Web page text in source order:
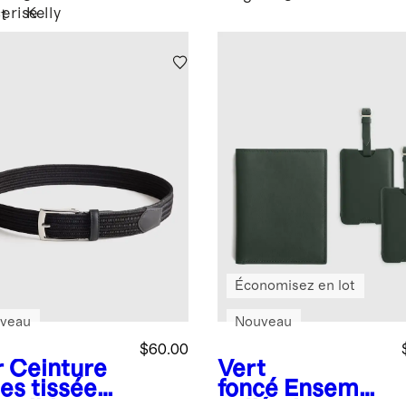
Kelly
Ceinture
tissée
$60.00
Vert
foncé Ensembl
Économisez en lot
Nouveau